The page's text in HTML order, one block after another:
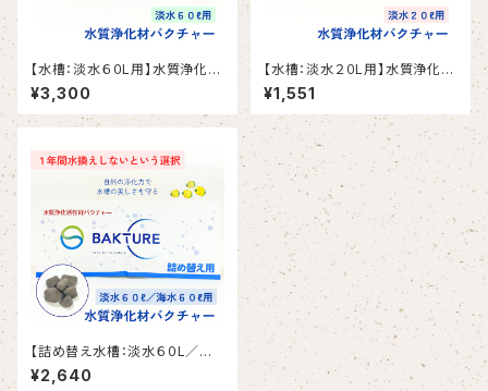
【水槽：淡水６０L用】水質浄化材
バクチャー
¥3,300
【水槽：淡水２０L用】水質浄化材
バクチャー
¥1,551
【詰め替え水槽：淡水６０L／海
水６０L用】水質浄化材バクチャ
ー
¥2,640